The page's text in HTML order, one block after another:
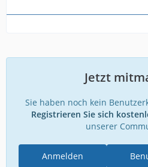
Jetzt
Sie haben noch kein
Registrieren Sie sich
unserer
Anmelden